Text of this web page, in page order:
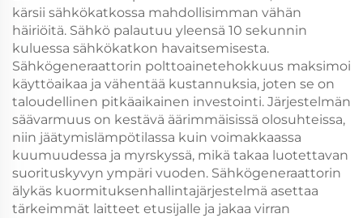
kärsii sähkökatkossa mahdollisimman vähän
häiriöitä. Sähkö palautuu yleensä 10 sekunnin
kuluessa sähkökatkon havaitsemisesta.
Sähkögeneraattorin polttoainetehokkuus maksimoi
käyttöaikaa ja vähentää kustannuksia, joten se on
taloudellinen pitkäaikainen investointi. Järjestelmän
säävarmuus on kestävä äärimmäisissä olosuhteissa,
niin jäätymislämpötilassa kuin voimakkaassa
kuumuudessa ja myrskyssä, mikä takaa luotettavan
suorituskyvyn ympäri vuoden. Sähkögeneraattorin
älykäs kuormituksenhallintajärjestelmä asettaa
tärkeimmät laitteet etusijalle ja jakaa virran